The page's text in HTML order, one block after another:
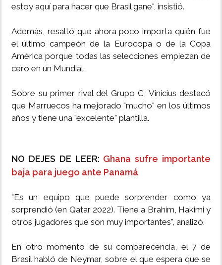
estoy aquí para hacer que Brasil gane", insistió.
Además, resaltó que ahora poco importa quién fue
el último campeón de la Eurocopa o de la Copa
América porque todas las selecciones empiezan de
cero en un Mundial.
Sobre su primer rival del Grupo C, Vinícius destacó
que Marruecos ha mejorado "mucho" en los últimos
años y tiene una "excelente" plantilla.
NO DEJES DE LEER: Ghana sufre importante
baja para juego ante Panamá
"Es un equipo que puede sorprender como ya
sorprendió (en Qatar 2022). Tiene a Brahim, Hakimi y
otros jugadores que son muy importantes", analizó.
En otro momento de su comparecencia, el 7 de
Brasil habló de Neymar, sobre el que espera que se